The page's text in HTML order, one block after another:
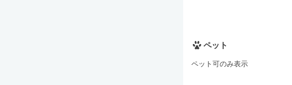
ペット
ペット可のみ表示